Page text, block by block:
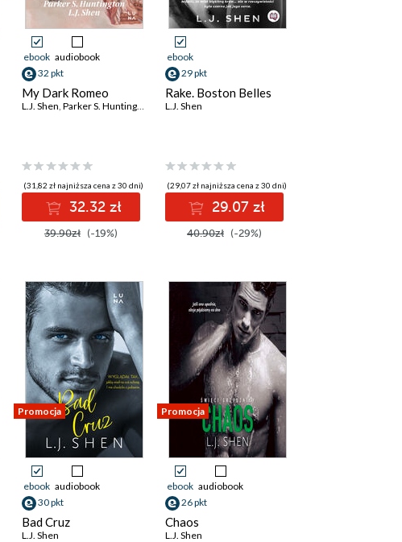
ebook audiobook
32 pkt
My Dark Romeo
L.J. Shen, Parker S. Huntington
(31,82 zł najniższa cena z 30 dni)
32.32 zł
39.90zł (-19%)
ebook
29 pkt
Rake. Boston Belles
L.J. Shen
(29,07 zł najniższa cena z 30 dni)
29.07 zł
40.90zł (-29%)
Promocja
ebook audiobook
30 pkt
Bad Cruz
L.J. Shen
Promocja
ebook audiobook
26 pkt
Chaos
L.J. Shen